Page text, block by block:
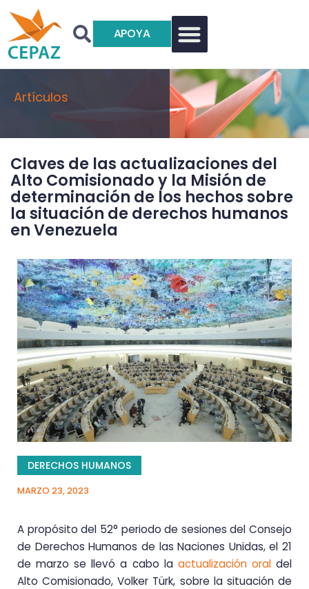
APOYA
Artículos
Claves de las actualizaciones del
Alto Comisionado y la Misión de
determinación de los hechos sobre
la situación de derechos humanos
en Venezuela
DERECHOS HUMANOS
MARZO 23, 2023
A propósito del 52° periodo de sesiones del Consejo
de Derechos Humanos de las Naciones Unidas, el 21
de marzo se llevó a cabo la actualización oraldel
Alto Comisionado, Volker Türk, sobre la situación de